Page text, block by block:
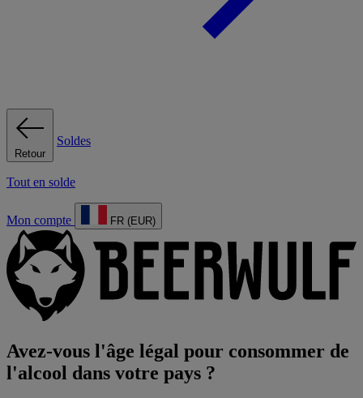
Retour
Soldes
Tout en solde
Mon compte FR (EUR)
Avez-vous l'âge légal pour consommer de
l'alcool dans votre pays ?